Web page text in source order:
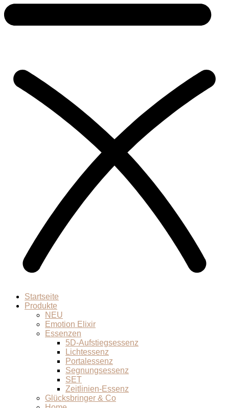
Startseite
Produkte
NEU
Emotion Elixir
Essenzen
5D-Aufstiegsessenz
Lichtessenz
Portalessenz
Segnungsessenz
SET
Zeitlinien-Essenz
Glücksbringer & Co